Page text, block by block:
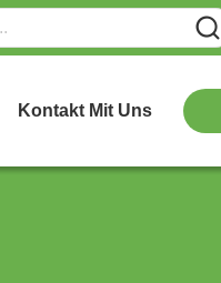
Kontakt Mit Uns